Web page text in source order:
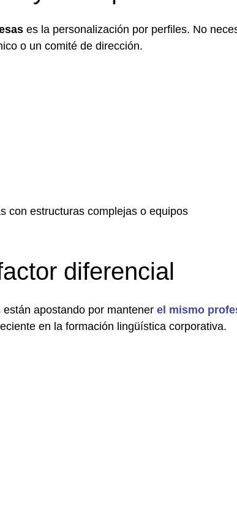
es la personalización por perfiles. No
o un comité de dirección.
con estructuras complejas o equipos
diferencial
apostando por mantener el mismo
en la formación lingüística corporativa.